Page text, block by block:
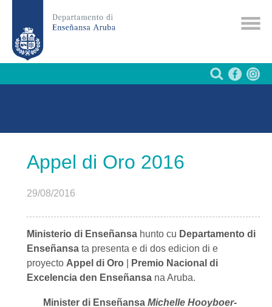
Appel di Oro 2016
29/08/2016
Ministerio di Enseñansa hunto cu Departamento di
Enseñansa ta presenta e di dos edicion di e
proyecto Appel di Oro
Premio Nacional di
Excelencia den Enseñansa na Aruba.
Minister di Enseñansa Michelle Hooyboer-